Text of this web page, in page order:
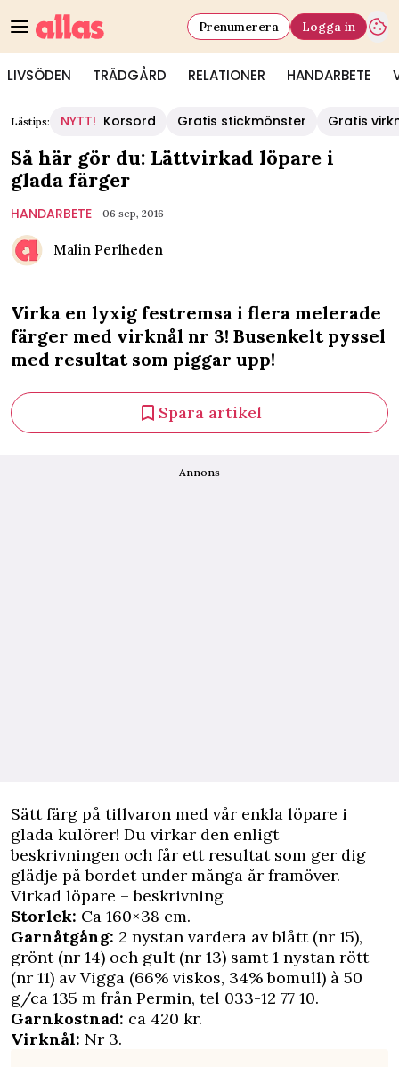
LIVSÖDEN TRÄDGÅRD RELATIONER HANDARBETE
Prenumerera Logga in
Lästips: NYTT! Korsord Gratis stickmönster Gratis
Så här gör du: Lättvirkad löpare i
glada färger
HANDARBETE 06 sep, 2016
Malin Perlheden
Virka en lyxig festremsa i flera melerade
färger med virknål nr 3! Busenkelt pyssel
med resultat som piggar upp!
Spara artikel
Annons
Sätt färg på tillvaron med vår enkla löpare i
glada kulörer! Du virkar den enligt
beskrivningen och får ett resultat som ger dig
glädje på bordet under många år framöver.
Virkad löpare – beskrivning
Storlek: Ca 160×38 cm.
Garnåtgång: 2 nystan vardera av blått (nr 15),
grönt (nr 14) och gult (nr 13) samt 1 nystan rött
(nr 11) av Vigga (66% viskos, 34% bomull) à 50
g/ca 135 m från Permin, tel 033-12 77 10.
Garnkostnad: ca 420 kr.
Virknål: Nr 3.